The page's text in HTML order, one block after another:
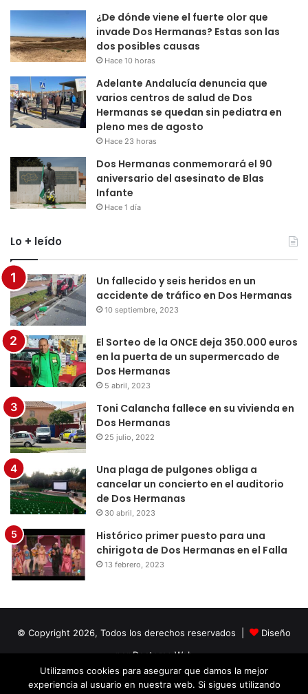
¿De dónde viene el fuerte olor que
invade Dos Hermanas? Estas son las
dos posibles causas
Hace 10 horas
Adelante Andalucía denuncia que
varios centros de salud de Dos
Hermanas se quedan sin pediatra en
pleno mes de agosto
Hace 23 horas
Dos Hermanas conmemorará el 90
aniversario del asesinato de Blas
Infante
Hace 1 día
Lo + leído
Un fallecido y seis heridos en un
accidente de tráfico en Dos Hermanas
10 septiembre, 2023
El Sorteo de la ONCE deja 350.000 euros
en la puerta de un supermercado de
Dos Hermanas
5 abril, 2023
Toni Calancha fallece en su vivienda en
Dos Hermanas
25 julio, 2022
Una plaga de pulgones obliga a
cancelar un concierto en el auditorio
de Dos Hermanas
30 abril, 2023
Histórico primer puesto para una
chirigota de Dos Hermanas en el Falla
13 febrero, 2023
© Copyright 2026, Todos los derechos reservados |
Diseño
por Doctores Web
Facebook
TwitterLinkedInYouTubeInstagram
Utilizamos cookies para asegurar que damos la mejor
experiencia al usuario en nuestra web. Si sigues utilizando